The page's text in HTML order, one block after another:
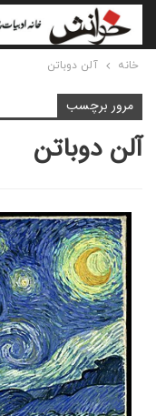
خانه آلن دوباتن
مرور برچسب
آلن دوباتن